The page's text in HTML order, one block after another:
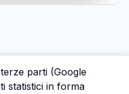
parti (Google
statistici in forma